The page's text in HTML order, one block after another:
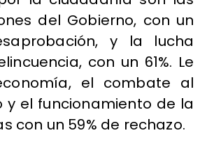
del Gobierno, con un
y la lucha
con un 61%. Le
el combate al
y el funcionamiento de la
con un 59% de rechazo.